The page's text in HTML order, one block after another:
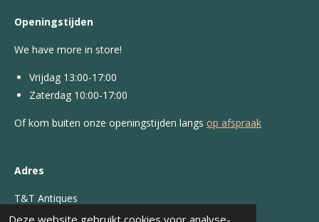
Deze website gebruikt cookies voor analyse-
Openingstijden
We have more in store!
Vrijdag 13:00-17:00
Zaterdag 10:00-17:00
Of kom buiten onze openingstijden langs op afspraak
Adres
T&T Antiques